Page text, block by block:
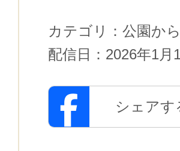
カテゴリ： 公園か
配信日： 2026年1月
シェアす